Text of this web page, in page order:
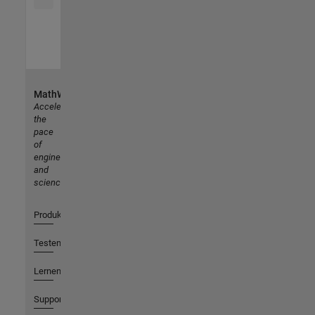
MathWorks
Accelerating
the
pace
of
engineering
and
science
Produkte
Testen oder Kaufen
Lernen
Support